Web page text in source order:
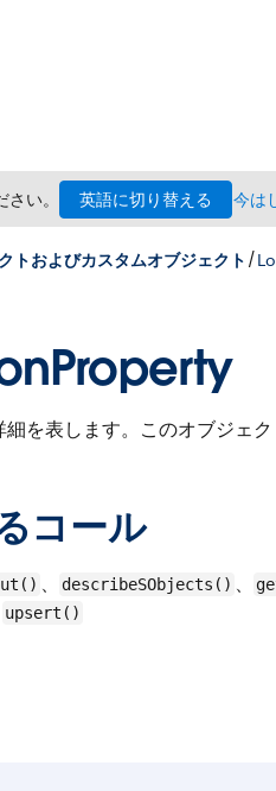
い。 英語に切り替える 今は
トおよびカスタムオブジェクト /
を表します。 このオブジェ
コール
、 describeSObjects() 、
upsert()